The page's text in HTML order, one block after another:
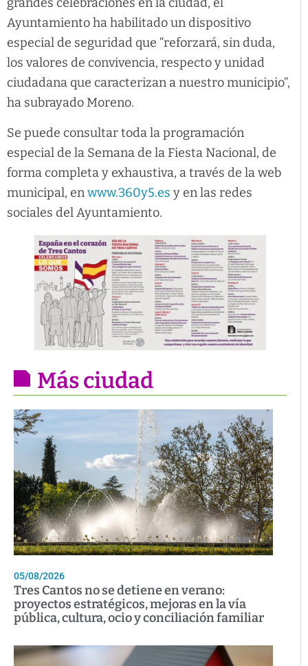
grandes celebraciones en la ciudad, el
Ayuntamiento ha habilitado un dispositivo
especial de seguridad que “reforzará, sin duda,
los valores de convivencia, respecto y unidad
ciudadana que caracterizan a nuestro municipio”,
ha subrayado Moreno.
Se puede consultar toda la programación
especial de la Semana de la Fiesta Nacional, de
forma completa y exhaustiva, a través de la web
municipal, enwww.360y5.es y en las redes
sociales del Ayuntamiento.
Más ciudad
05/08/2026
Tres Cantos no se detiene en verano:
proyectos estratégicos, mejoras en la vía
pública, cultura, ocio y conciliación familiar